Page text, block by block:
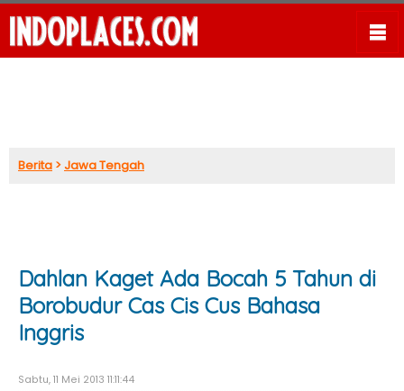
Berita >Jawa Tengah
Dahlan Kaget Ada Bocah 5 Tahun di
Borobudur Cas Cis Cus Bahasa
Inggris
Sabtu, 11 Mei 2013 11:11:44